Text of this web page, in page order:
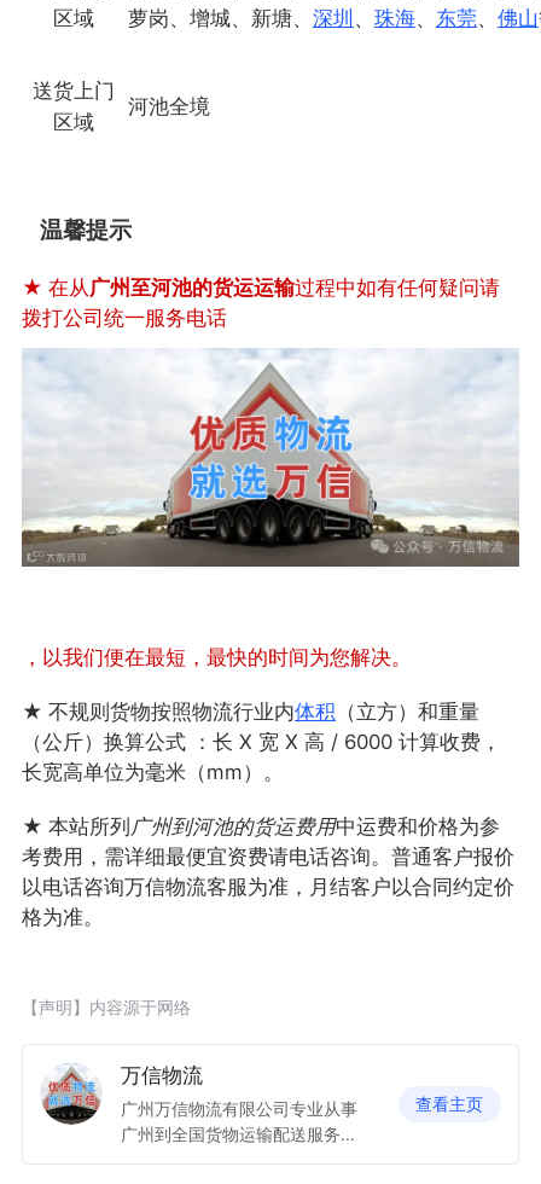
区域
萝岗、增城、新塘、 深圳 、 珠海、 东莞、 佛山
送货上门
区域
河池全境
温馨提示
★ 在从广州至河池的货运运输过程中如有任何疑问请
拨打公司统一服务电话
，以我们便在最短，最快的时间为您解决。
★ 不规则货物按照物流行业内体积 （立方）和重量
（公斤）换算公式 ：长 X 宽 X 高 / 6000 计算收费，
长宽高单位为毫米（mm）。
★ 本站所列 广州到河池的货运费用中运费和价格为参
考费用，需详细最便宜资费请电话咨询。普通客户报价
以电话咨询万信物流客服为准，月结客户以合同约定价
格为准。
【声明】内容源于网络
万信物流
广州万信物流有限公司专业从事
广州到全国货物运输配送服务有
着严谨的运输组织，完善的经营
查看主页